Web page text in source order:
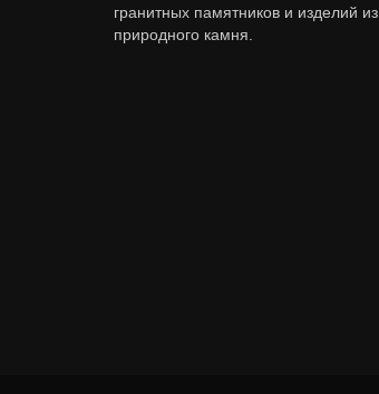
гранитных памятников и изделий из
природного камня.